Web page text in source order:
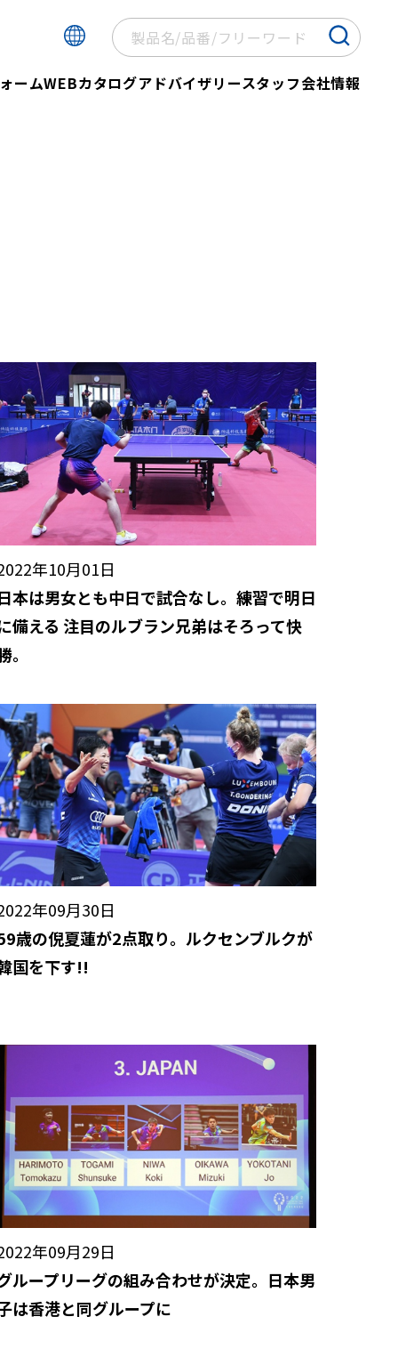
ームWEBカタログアドバイザリースタッフ会社情報
年10月01日
本は男女とも中日で試合なし。練習で明日
備える 注目のルブラン兄弟はそろって快
。
年09月30日
歳の倪夏蓮が2点取り。ルクセンブルクが
国を下す!!
年09月29日
ループリーグの組み合わせが決定。日本男
は香港と同グループに